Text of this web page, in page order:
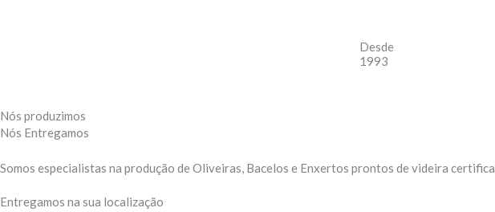
Desde
1993
Nós produzimos
Nós Entregamos
Somos especialistas na produção de Oliveiras, Bacelos e Enxertos prontos de videira
Entregamos na sua localização